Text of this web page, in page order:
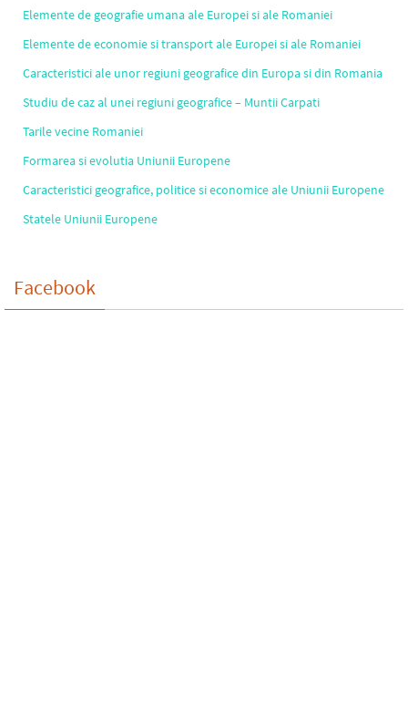
Elemente de geografie umana ale Europei si ale Romaniei
Elemente de economie si transport ale Europei si ale Romaniei
Caracteristici ale unor regiuni geografice din Europa si din Romania
Studiu de caz al unei regiuni geografice – Muntii Carpati
Tarile vecine Romaniei
Formarea si evolutia Uniunii Europene
Caracteristici geografice, politice si economice ale Uniunii Europene
Statele Uniunii Europene
Facebook